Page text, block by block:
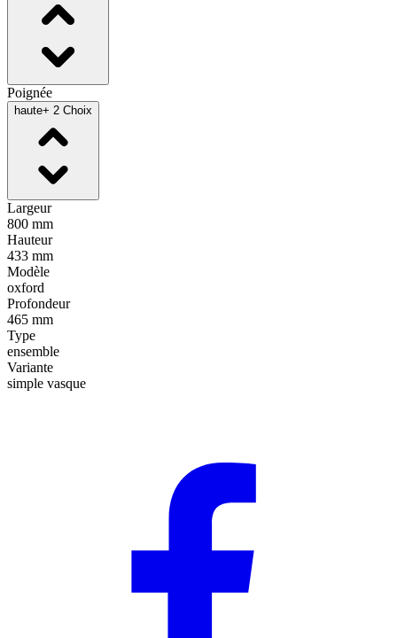
Poignée
haute+ 2 Choix
Largeur
800 mm
Hauteur
433 mm
Modèle
oxford
Profondeur
465 mm
Type
ensemble
Variante
simple vasque